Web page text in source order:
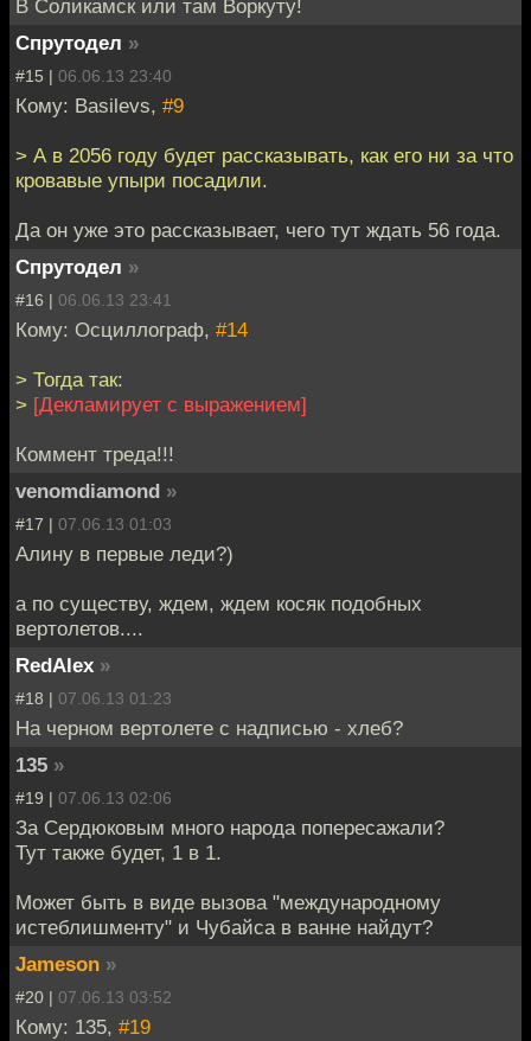
В Соликамск или там Воркуту!
Спрутодел »
#15 | 06.06.13 23:40
Кому: Basilevs, #9
> А в 2056 году будет рассказывать, как его ни за что
кровавые упыри посадили.
Да он уже это рассказывает, чего тут ждать 56 года.
Спрутодел »
#16 | 06.06.13 23:41
Кому: Осциллограф, #14
> Тогда так:
> [Декламирует с выражением]
Коммент треда!!!
venomdiamond »
#17 | 07.06.13 01:03
Алину в первые леди?)
а по существу, ждем, ждем косяк подобных
вертолетов....
RedAlex »
#18 | 07.06.13 01:23
На черном вертолете с надписью - хлеб?
135 »
#19 | 07.06.13 02:06
За Сердюковым много народа попересажали?
Тут также будет, 1 в 1.
Может быть в виде вызова "международному
истеблишменту" и Чубайса в ванне найдут?
Jameson »
#20 | 07.06.13 03:52
Кому: 135, #19